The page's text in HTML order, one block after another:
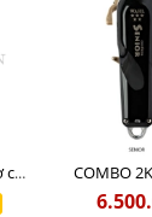
COMBO 2B USA l Tông đơ cắt Magic clip Red + Tông đơ viền Detailer Pro Li